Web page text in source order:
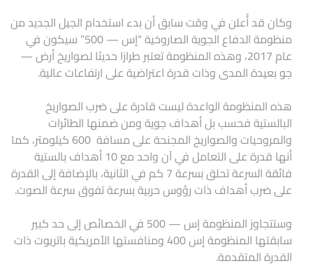
وكان قد أُعلن في وقت سابق أن بدء استخدام الجيل الجديد من
منظومة الدفاع الجوية الصاروخية “إس — 500” سيكون في
عام 2017، وهذه المنظومة تعتبر طرازا حديثا لصواريخ أرض —
جو بعيدة المدى وذات قدرة اعتراضية على ارتفاعات عالية.
هذه المنظومة الواعدة ليست قادرة على ضرب الصواريخ
البالستية فحسب بل أهداف جوية ومن ضمنها الطائرات
والمروحيات والصواريخ المجنحة على مسافة 600 كيلومتر، كما
أنها قدرة على التعامل في آن واحد مع 10 أهداف بالستية
فائقة السرعة تحلق بسرعة 7 كم في الثانية، بالإضافة إلى القدرة
على ضرب أهداف ذات رؤوس حربية بسرعة تفوق سرعة الصوت.
وستتجاوز المنظومة إس — 500 في الخصائص إلى حد كبير
سابقتها المنظومة إس 400 ومنافستها الأمريكية باتريوت ذات
القدرة المتقدمة.